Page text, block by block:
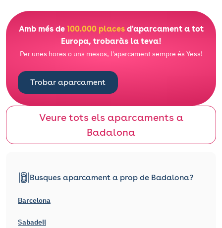
Amb més de 100.000 placesd'aparcament a tot
Europa, trobaràs la teva!
Per unes hores o uns mesos, l'aparcament sempre és Yess!
Trobar aparcament
Veure tots els aparcaments a
Badalona
Busques aparcament a prop de Badalona?
Barcelona
Sabadell